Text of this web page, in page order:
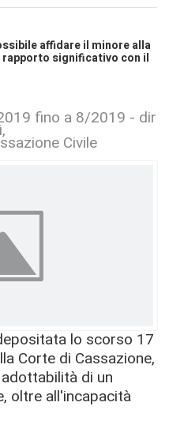
affidare il minore alla
rapporto significativo con il
fino a 8/2019 -
Civile
lo scorso 17
Corte di Cassazione,
di un
oltre all'incapacità